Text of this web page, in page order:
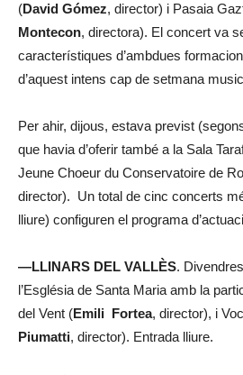
(David Gómez, director) i Pasaia
Montecon, directora). El concert va
característiques d’ambdues
d’aquest intens cap de setmana
Per ahir, dijous, estava previst
que havia d’oferir també a la Sala
Jeune Choeur du Conservatoire de
director). Un total de cinc concerts
lliure) configuren el programa
—LLINARS DEL VALLÈS.
l’Església de Santa Maria amb la
del Vent (Emili Fortea, director), i
Piumatti, director). Entrada lliure.